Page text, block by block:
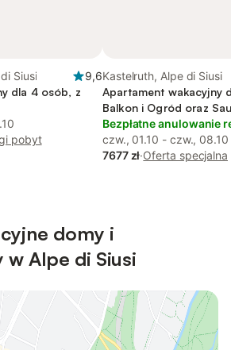
Siusi
9,6
dla 4 osób, z
pobyt
Kastelruth, Alpe di Siusi
Apartament wakacyjny
Balkon i Ogród oraz
Bezpłatne anulowanie
czw., 01.10 - czw., 08.10
7677 zł·Oferta specjalna
domy i
Alpe di Siusi